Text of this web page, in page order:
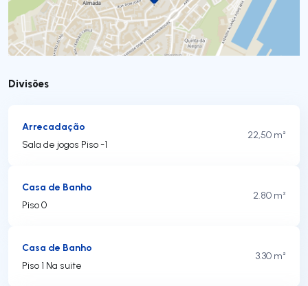
Divisões
Arrecadação
Sala de jogos Piso -1
22,50 m²
Casa de Banho
Piso 0
2.80 m²
Casa de Banho
Piso 1 Na suite
3.30 m²